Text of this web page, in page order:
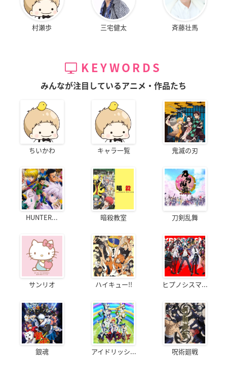
村瀬歩 三宅健太 斉藤壮馬
KEYWORDS
みんなが注目しているアニメ・作品たち
ちいかわ キャラ一覧 鬼滅の刃
HUNTER... 暗殺教室 刀剣乱舞
サンリオ ハイキュー!! ヒプノシスマ...
銀魂 アイドリッシ... 呪術廻戦